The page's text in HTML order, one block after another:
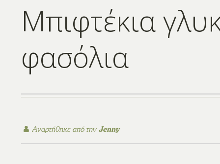
Μπιφτέκια
φασόλια
Αναρτήθηκε από τηνJenny